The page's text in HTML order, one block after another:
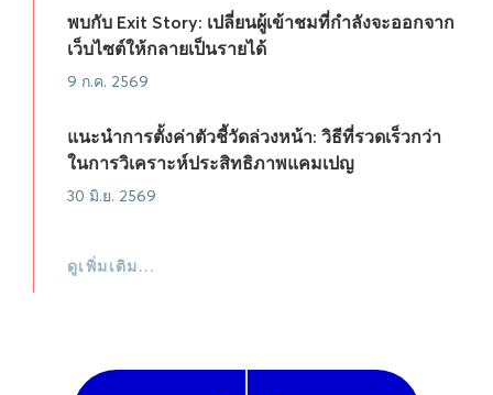
พบกับ Exit Story: เปลี่ยนผู้เข้าชมที่กำลังจะออกจาก
เว็บไซต์ให้กลายเป็นรายได้
9 ก.ค. 2569
แนะนำการตั้งค่าตัวชี้วัดล่วงหน้า: วิธีที่รวดเร็วกว่า
ในการวิเคราะห์ประสิทธิภาพแคมเปญ
30 มิ.ย. 2569
ดูเพิ่มเติม…